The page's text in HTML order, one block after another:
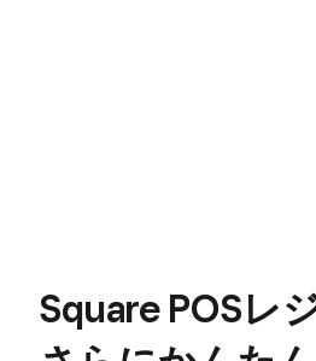
Square POSレ